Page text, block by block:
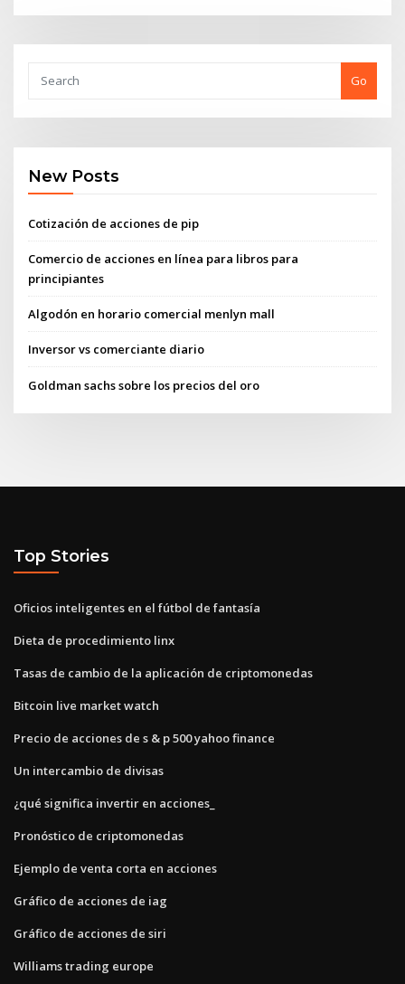
Go
New Posts
Cotización de acciones de pip
Comercio de acciones en línea para libros para
principiantes
Algodón en horario comercial menlyn mall
Inversor vs comerciante diario
Goldman sachs sobre los precios del oro
Top Stories
Oficios inteligentes en el fútbol de fantasía
Dieta de procedimiento linx
Tasas de cambio de la aplicación de criptomonedas
Bitcoin live market watch
Precio de acciones de s & p 500 yahoo finance
Un intercambio de divisas
¿qué significa invertir en acciones_
Pronóstico de criptomonedas
Ejemplo de venta corta en acciones
Gráfico de acciones de iag
Gráfico de acciones de siri
Williams trading europe